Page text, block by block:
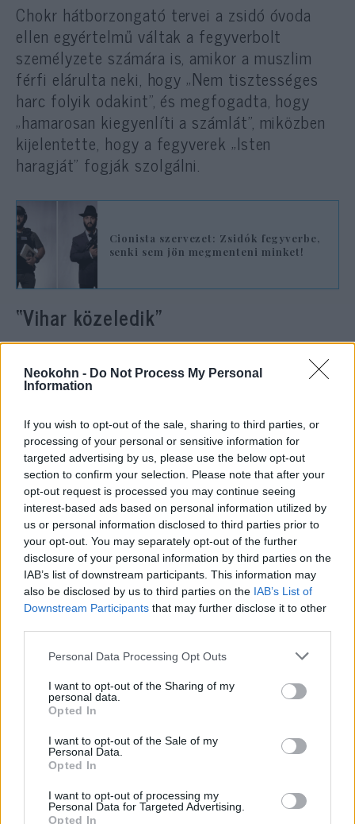
Neokohn - Do Not Process My Personal
Information
If you wish to opt-out of the sale, sharing to third parties, or
processing of your personal or sensitive information for
targeted advertising by us, please use the below opt-out
section to confirm your selection. Please note that after your
opt-out request is processed you may continue seeing
interest-based ads based on personal information utilized by
us or personal information disclosed to third parties prior to
your opt-out. You may separately opt-out of the further
disclosure of your personal information by third parties on the
IAB’s list of downstream participants. This information may
also be disclosed by us to third parties on the IAB’s List of
Downstream Participants that may further disclose it to other
Please note that this website/app uses one or more Google
not limited to your visit or usage behaviour. You may click to
grant or deny consent to Google and its third-party tags to
use your data for below specified purposes in below Google
consent section.
Personal Data Processing Opt Outs
I want to opt-out of the Sharing of my
personal data.
Opted In
I want to opt-out of the Sale of my
Personal Data.
Opted In
I want to opt-out of processing my
Personal Data for Targeted Advertising.
Opted In
Chokr hátborzongató tervei a zsidó óvoda
ellen egyértelmű váltak a fegyverbolt
személyzete számára is, amikor a muszlim
férfi elárulta neki, hogy „Nem tisztességes
harc folyik odakint”, és megfogadta, hogy
„hamarosan kiegyenlíti a számlát”, miközben
kijelentette, hogy a fegyverek „Isten
haragját” fogják szolgálni.
Cionista szervezet: Zsidók fegyverbe,
senki sem jön megmenteni minket!
“Vihar közeledik”
fegyvervásárlási kísérletet egy szélesebb
körű terv részeként jellemezte, amelynek célja
„a szülők és óvodások elleni fenyegetéseinek
végrehajtása volt, amikor azok egy
istentiszteleti helyre léptek be”. Chokr
Instagram-bejegyzései tovább árulkodtak
gyűlöletéről, az egyikben így írt:
„A zsidó taktikátok csak vissza
fog ütni… Vihar közeledik, amely
mindannyiótokat ki fog törölni.”
Chokr, akit korábban skizoaffektív és
antiszociális személyiségzavarral
diagnosztizáltak, 15 év börtönbüntetéssel és
250 000 dolláros pénzbírsággal néz szembe.
2025. szeptember 24-én hirdetnek ítéletet
az ügyében. Chokr zavaró viselkedése
egyébként a bíróságon is folytatódott, ahol